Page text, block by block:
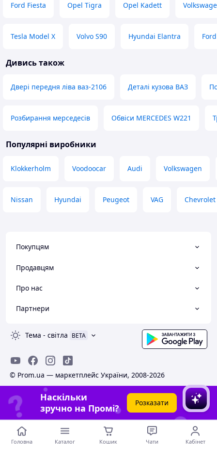
Ford Fiesta Opel Tigra Opel Kadett
Tesla Model X Volvo S90 Hyundai Elantra
Дивись також
Двері передня ліва ваз-2106 Деталі кузова ВАЗ
Розбирання мерседесів Обвіси MERCEDES W221
Популярні виробники
Klokkerholm Voodoocar Audi Volkswagen
Nissan Hyundai Peugeot VAG Chevrolet
Покупцям
Продавцям
Про нас
Партнери
Тема - світла BETA
© Prom.ua — маркетплейс України, 2008-2026
Наскільки
зручно на Промі?
Розказати
Головна Каталог Кошик Чати Кабінет